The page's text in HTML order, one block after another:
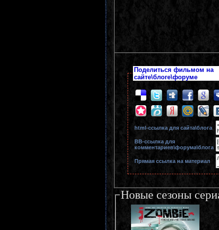
Поделиться фильмом на
сайте\блоге\форуме
html-cсылка для сайта\блога
BB-cсылка для
комментариев\форума\блога
Прямая ссылка на материал
Новые сезоны